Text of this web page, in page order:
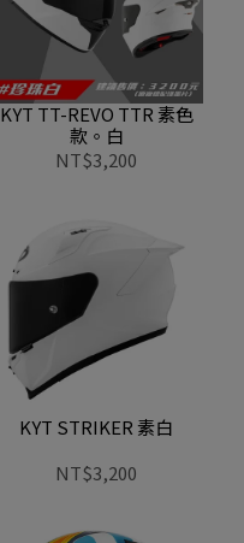
KYT TT-REVO TTR 素色
款。白
NT$3,200
KYT STRIKER 素白
NT$3,200